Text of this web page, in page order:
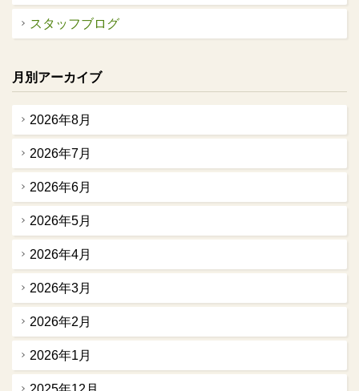
スタッフブログ
月別アーカイブ
2026年8月
2026年7月
2026年6月
2026年5月
2026年4月
2026年3月
2026年2月
2026年1月